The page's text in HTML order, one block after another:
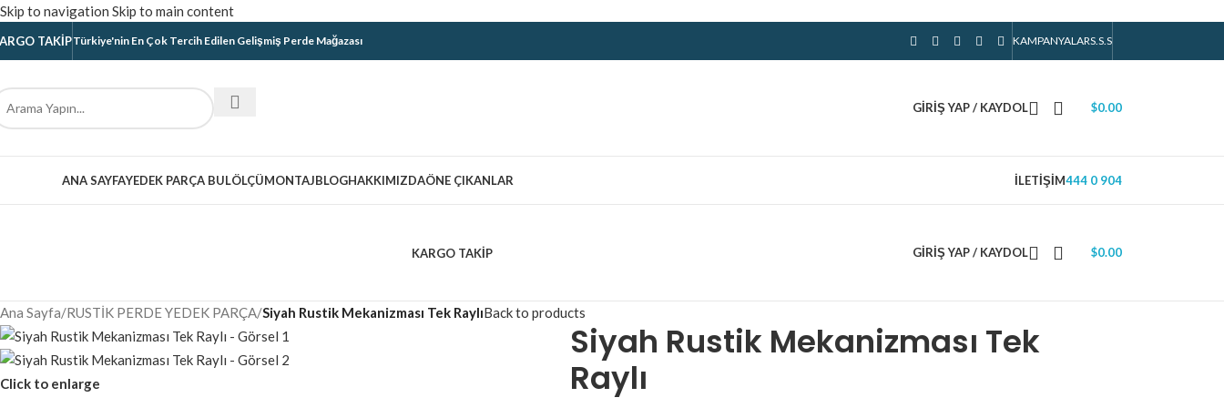
Skip to navigation Skip to main content
TAKIPTürkiye'nin En Çok Tercih Edilen Gelişmiş Perde Mağazası KAMPANYALARS.S.S
GIRIŞ YAP / KAYDOL $0.00
ANA SAYFAYEDEK PARÇA BULÖLÇÜMONTAJBLOGHAKKIMIZDAÖNE ÇIKANLAR İLETIŞIM444 0 904
KARGO TAKIP GIRIŞ YAP / KAYDOL $0.00
Ana Sayfa/RUSTİK PERDE YEDEK PARÇA/Siyah Rustik Mekanizması Tek RaylıBack to products
Click to enlarge
Siyah Rustik Mekanizması Tek
Raylı